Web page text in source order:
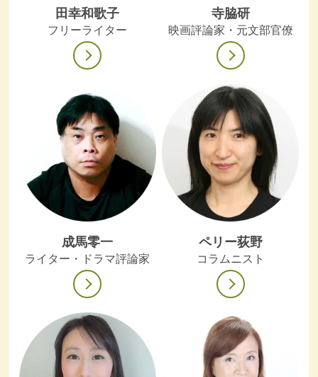
田幸和歌子
フリーライター
寺脇研
映画評論家・元文部官僚
成馬零一
ライター・ドラマ評論家
ペリー荻野
コラムニスト